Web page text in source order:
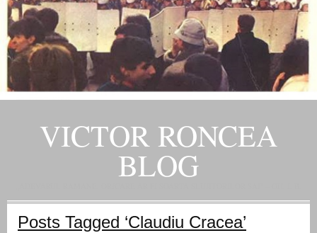
VICTOR RONCEA
BLOG
Posts Tagged ‘Claudiu Cracea’